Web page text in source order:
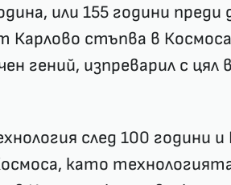
или 155 години
Карлово стъпва в
гений, изпреварил с
след 100 години и
като